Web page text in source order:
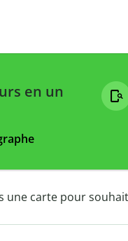
en un
une carte pour